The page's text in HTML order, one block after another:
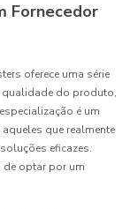
Fornecedor
oferece uma série
qualidade do produto,
é um
que realmente
eficazes.
de optar por um